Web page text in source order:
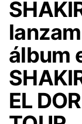
álbum
EL